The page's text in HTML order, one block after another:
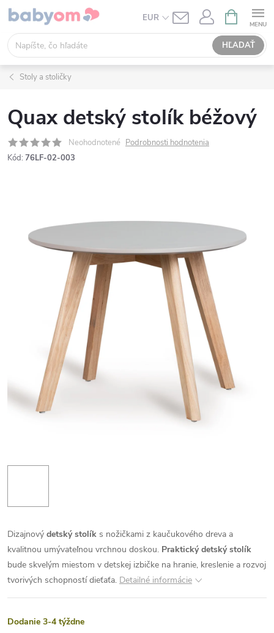
Prejsť
obsah
EUR
HĽADAŤ
KOŠÍK
Stoly a stoličky
Quax detský stolík béžový
Neohodnotené Podrobnosti hodnotenia
Kód: 76LF-02-003
Dizajnový detský stolík s nožičkami z kaučukového dreva a
kvalitnou umývateľnou vrchnou doskou. Praktický detský stolík
bude skvelým miestom v detskej izbičke na hranie, kreslenie a rozvoj
tvorivých schopností dieťaťa. Detailné informácie
Dodanie 3-4 týždne